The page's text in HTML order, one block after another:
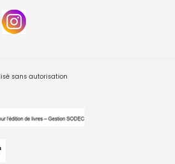
sans autorisation